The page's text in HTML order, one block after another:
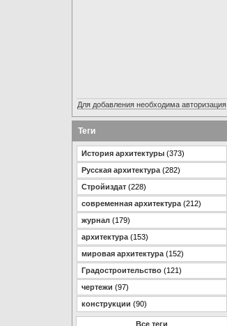
Для добавления необходима авторизация
Теги
История архитектуры (373)
Русская архитектура (282)
Стройиздат (228)
современная архитектура (212)
журнал (179)
архитектура (153)
мировая архитектура (152)
Градостроительство (121)
чертежи (97)
конструкции (90)
Все теги